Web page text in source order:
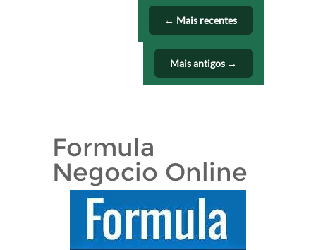
← Mais recentes
Mais antigos →
Formula
Negocio Online